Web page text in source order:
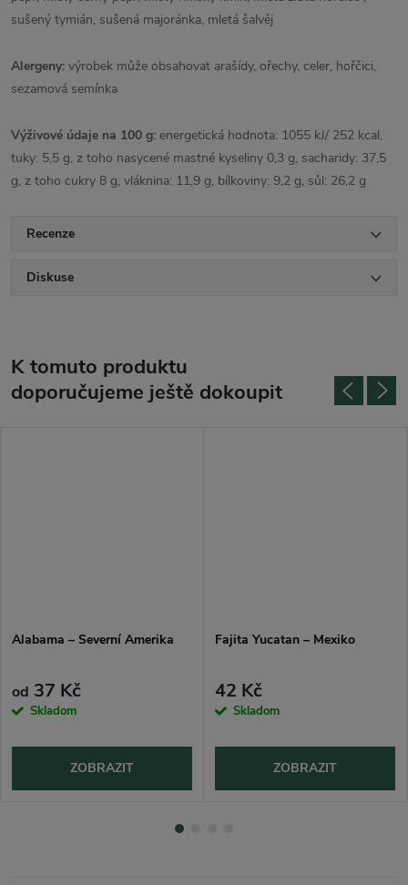
sušený tymián, sušená majoránka, mletá šalvěj
Alergeny: výrobek může obsahovat arašídy, ořechy, celer, hořčici,
sezamová semínka
Výživové údaje na 100 g: energetická hodnota: 1055 kJ/ 252 kcal,
tuky: 5,5 g, z toho nasycené mastné kyseliny 0,3 g, sacharidy: 37,5
g, z toho cukry 8 g, vláknina: 11,9 g, bílkoviny: 9,2 g, sůl: 26,2 g
Recenze
Diskuse
K tomuto produktu
doporučujeme ještě dokoupit
Alabama – Severní Amerika
od 37 Kč
Skladom
ZOBRAZIT
Fajita Yucatan – Mexiko
42 Kč
Skladom
ZOBRAZIT